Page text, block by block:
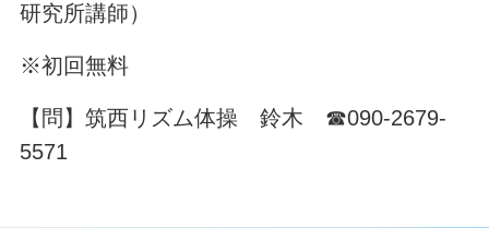
研究所講師）
※初回無料
【問】筑西リズム体操 鈴木 ☎090-2679-
5571